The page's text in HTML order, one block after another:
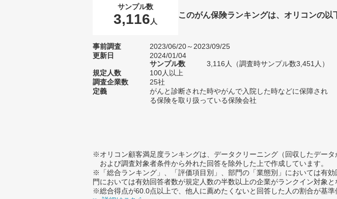
サンプル数
3,116 人
このがん保険ランキングは、オリコンの以
事前調査
2023/06/20～2023/09/25
更新日
2024/01/04
サンプル数
3,116人（調査時サンプル数3,451人）
規定人数
100人以上
調査企業数
25社
定義
がんと診断された時やがんで入院した時などに保障され
る保険を取り扱っている保険会社
※オリコン顧客満足度ランキングは、データクリーニング（回収したデータ
および調査対象者条件から外れた回答を除外した上で作成しています。
※「総合ランキング」、「評価項目別」、部門の「業態別」においては有
門においては有効回答者数が規定人数の半数以上の企業がランクイン対象と
※総合得点が60.0点以上で、他人に薦めたくないと回答した人の割合が基準